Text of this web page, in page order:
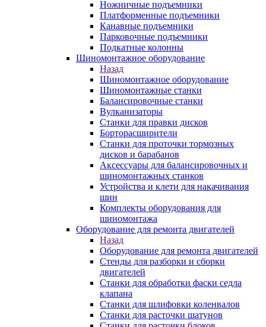
Ножничные подъемники
Платформенные подъемники
Канавные подъемники
Парковочные подъемники
Подкатные колонны
Шиномонтажное оборудование
Назад
Шиномонтажное оборудование
Шиномонтажные станки
Балансировочные станки
Вулканизаторы
Станки для правки дисков
Борторасширители
Станки для проточки тормозных
дисков и барабанов
Аксессуары для балансировочных и
шиномонтажных станков
Устройства и клети для накачивания
шин
Комплекты оборудования для
шиномонтажа
Оборудование для ремонта двигателей
Назад
Оборудование для ремонта двигателей
Стенды для разборки и сборки
двигателей
Станки для обработки фаски седла
клапана
Станки для шлифовки коленвалов
Станки для расточки шатунов